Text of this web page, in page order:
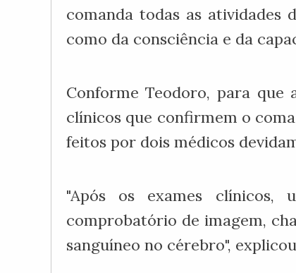
comanda todas as atividades
como da consciência e da
Conforme Teodoro, para
clínicos que confirmem o
feitos por dois médicos
"Após os exames clínicos,
comprobatório de imagem,
sanguíneo no cérebro",